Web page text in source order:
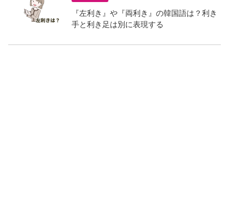
『左利き』や『両利き』の韓国語は？利き
手と利き足は別に表現する